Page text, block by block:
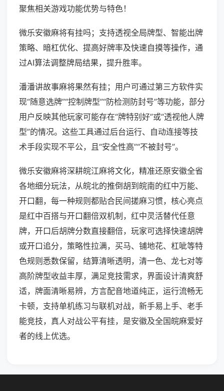
聚焦相关游戏功能优势与特色！
微乐安徽麻将有挂吗；支持透视全局牌型、智能出牌
策略、暗杠优化、提高好牌率及快速自摸等操作，通
过AI算法调整牌局结果，提升胜率。
潘潘讲故事麻将果然有挂；用户可通过第三方软件实
现“随意选牌”“控制牌型”“防检测防封号”等功能，部分
用户反映其他玩家可能存在“牌特别好”或“透视他人牌
型”的情况。这些工具通过后台运行、自动连接等技
术手段实现不平公，且“安全性高”“不被封号”。
微乐安徽麻将深耕皖江麻将文化，精准还原安徽全省
各地细分玩法，从皖北的推倒胡到皖南的红中万能、
开口翻，每一种规则都贴合民间搓麻习惯，核心亮点
是红中百搭与开口翻倍双机制，红中灵活替代任意
牌，开口后胡牌分数直接翻倍，玩家可选择快速胡牌
或开口追分，策略性拉满，买马、铺地花、杠呲等特
色规则悉数保留，结算清晰透明，清一色、龙七对等
高阶牌型收益丰厚，满足竞技需求，界面设计清爽舒
适，牌面清晰易辨，方言配音地道纯正，运行流畅无
卡顿，支持单机练习与联机对战，新手易上手、老手
能竞技，真人对战公平有挂，是安徽及全国皖麻爱好
者的线上优选。